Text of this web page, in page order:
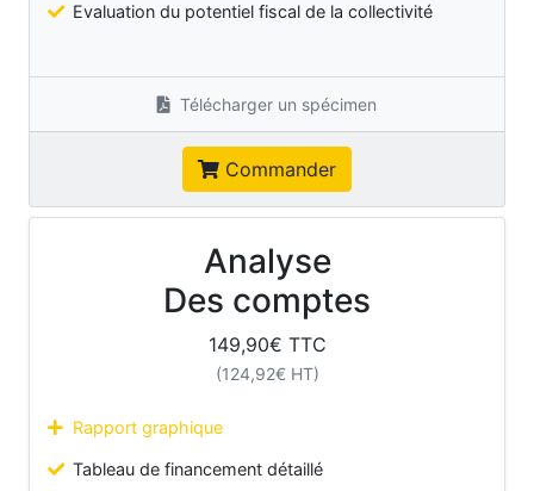
Evaluation du potentiel fiscal de la collectivité
Télécharger un spécimen
Commander
Analyse
Des comptes
149,90€ TTC
(124,92€ HT)
Rapport graphique
Tableau de financement détaillé